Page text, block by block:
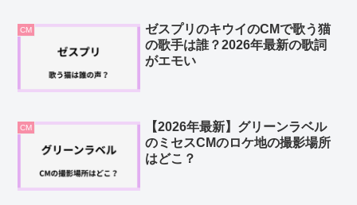
CM
ゼスプリのキウイのCMで歌う猫
の歌手は誰？2026年最新の歌詞
がエモい
CM
【2026年最新】グリーンラベル
のミセスCMのロケ地の撮影場所
はどこ？